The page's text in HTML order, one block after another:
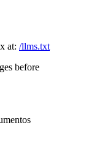
at: /llms.txt
before